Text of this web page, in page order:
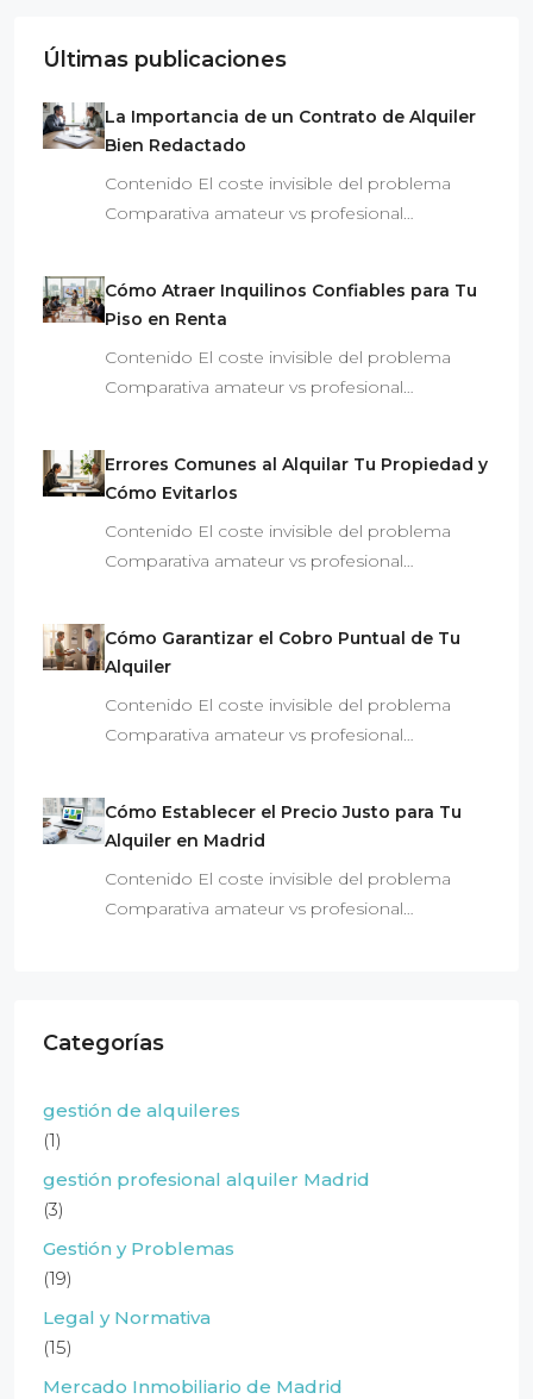
Últimas publicaciones
La Importancia de un Contrato de Alquiler
Bien Redactado
Contenido El coste invisible del problema
Comparativa amateur vs profesional…
Cómo Atraer Inquilinos Confiables para Tu
Piso en Renta
Contenido El coste invisible del problema
Comparativa amateur vs profesional…
Errores Comunes al Alquilar Tu Propiedad y
Cómo Evitarlos
Contenido El coste invisible del problema
Comparativa amateur vs profesional…
Cómo Garantizar el Cobro Puntual de Tu
Alquiler
Contenido El coste invisible del problema
Comparativa amateur vs profesional…
Cómo Establecer el Precio Justo para Tu
Alquiler en Madrid
Contenido El coste invisible del problema
Comparativa amateur vs profesional…
Categorías
gestión de alquileres
(1)
gestión profesional alquiler Madrid
(3)
Gestión y Problemas
(19)
Legal y Normativa
(15)
Mercado Inmobiliario de Madrid